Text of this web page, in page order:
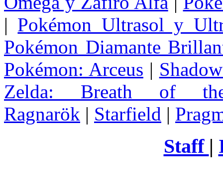
| Pokémon Ultrasol y
Pokémon Diamante
Pokémon: Arceus |
Zelda: Breath of
Ragnarök | Starfield |
Staff |